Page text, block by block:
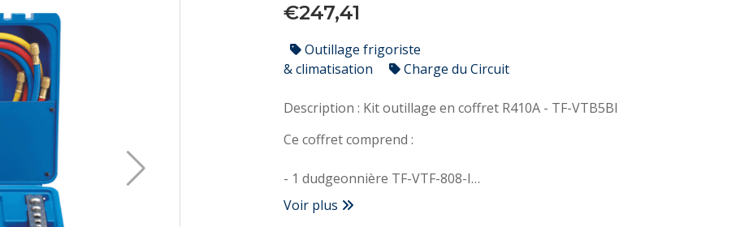
€247,41
Outillage frigoriste
& climatisation
Charge du Circuit
Description : Kit outillage en coffret R410A - TF-VTB5BI
Ce coffret comprend :
- 1 dudgeonnière TF-VTF-808-I
- 1 coupe-tube TF-VTC32
- 1 coupe-tube TF-VTC19
Voir plus